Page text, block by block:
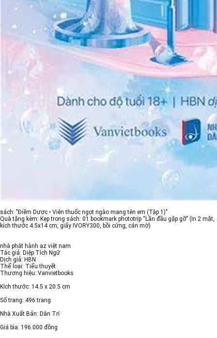
sách: "Điềm Dược • Viên thuốc ngọt ngào mang tên em (Tập 1)"
Quà tặng kèm: Kẹp trong sách: 01 bookmark phototrip “Lần đầu gặp gỡ” (In 2 mặt,
kích thước 4.5x14 cm, giấy IVORY300, bồi cứng, cán mờ)
nhà phát hành az việt nam
Tác giả: Diệp Tích Ngữ
Dịch giả: HBN
Thể loại: Tiểu thuyết
Thương hiệu: Vanvietbooks
Kích thước: 14.5 x 20.5 cm
Số trang: 496 trang
Nhà Xuất Bản: Dân Trí
Giá bìa: 196.000 đồng